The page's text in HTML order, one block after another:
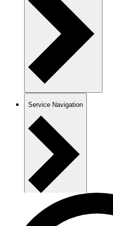
Service Navigation